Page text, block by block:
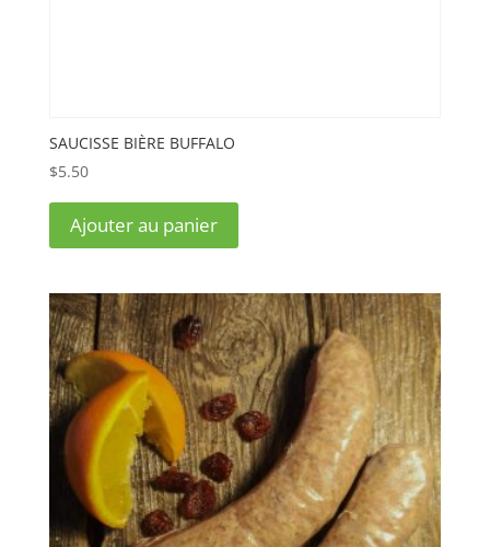
SAUCISSE BIÈRE BUFFALO
$5.50
Ajouter au panier